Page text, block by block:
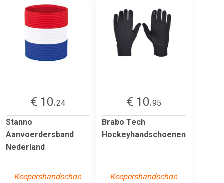
€ 10.24
Stanno
Aanvoerdersband
Nederland
Keepershandschoe
€ 10.95
Brabo Tech
Hockeyhandschoenen
Keepershandschoe